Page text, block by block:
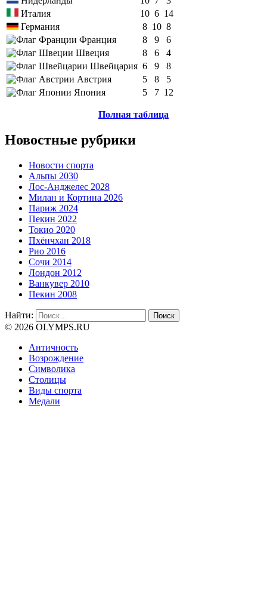
Италия
10 6 14
Германия
8 10 8
Франция
8 9
6
Швеция
8 6
4
Швейцария 6 9
8
Австрия
5 8
5
Япония
5 7 12
Полная таблица
Новостные рубрики
Новости спорта
Альпы 2030
Лос-Анджелес 2028
Милан и Кортина 2026
Париж 2024
Пекин 2022
Токио 2020
Пхёнчхан 2018
Рио 2016
Сочи 2014
Лондон 2012
Ванкувер 2010
Пекин 2008
Найти:
© 2026 OLYMPS.RU
Античность
Возрождение
Символика
Столицы
Виды спорта
Медали